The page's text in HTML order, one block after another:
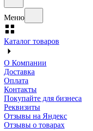
Меню
Каталог товаров
О Компании
Доставка
Оплата
Контакты
Покупайте для бизнеса
Реквизиты
Отзывы на Яндекс
Отзывы о товарах